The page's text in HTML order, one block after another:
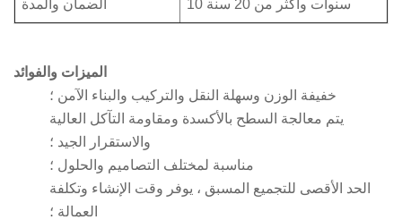
الضمان والمدة 10 سنوات وأكثر من 20 سنة
الميزات والفوائد
خفيفة الوزن وسهلة النقل والتركيب والبناء الآمن ؛
يتم معالجة السطح بالأكسدة ومقاومة التآكل العالية
والاستقرار الجيد ؛
مناسبة لمختلف التصاميم والحلول ؛
الحد الأقصى للتجميع المسبق ، يوفر وقت الإنشاء وتكلفة
العمالة ؛